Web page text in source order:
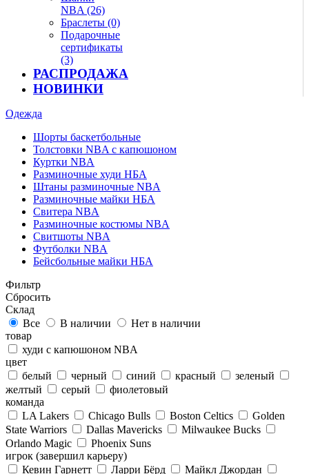
NBA (26)
Браслеты (0)
Подарочные
сертификаты
(3)
РАСПРОДАЖА
НОВИНКИ
Одежда
Шорты баскетбольные
Толстовки NBA с капюшоном
Куртки NBA
Разминочные худи НБА
Штаны разминочные NBA
Разминочные майки НБА
Свитера NBA
Разминочные костюмы NBA
Свитшоты NBA
Футболки NBA
Бейсбольные майки НБА
Фильтр
Сбросить
Склад
Все
В наличии
Нет в наличии
товар
худи с капюшоном NBA
цвет
белый
черный синий красный
зеленый
желтый
серый
фиолетовый
команда
LA Lakers
Chicago Bulls Boston Celtics
Golden
State Warriors
Dallas Mavericks
Milwaukee Bucks
Orlando Magic
Phoenix Suns
игрок (завершил карьеру)
Кевин Гарнетт
Ларри Бёрд Майкл Джордан